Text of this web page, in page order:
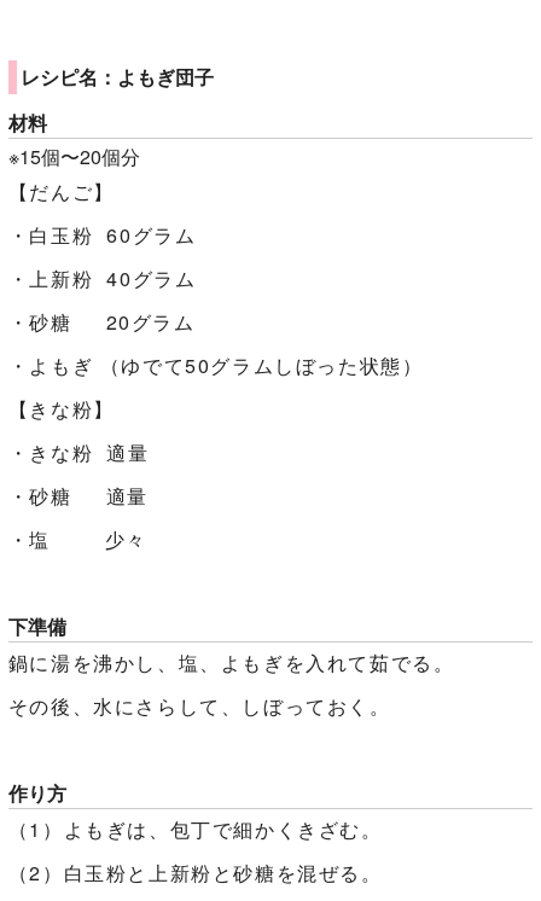
レシピ名：よもぎ団子
材料
※15個〜20個分
【だんご】
・白玉粉 60グラム
・上新粉 40グラム
・砂糖 20グラム
・よもぎ （ゆでて50グラムしぼった状態）
【きな粉】
・きな粉 適量
・砂糖 適量
・塩 少々
下準備
鍋に湯を沸かし、塩、よもぎを入れて茹でる。
その後、水にさらして、しぼっておく。
作り方
（1）よもぎは、包丁で細かくきざむ。
（2）白玉粉と上新粉と砂糖を混ぜる。